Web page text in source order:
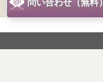
問い合わせ（無料）